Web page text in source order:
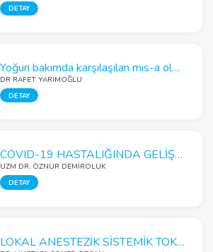
DETAY
Yoğun bakımda karşılaşılan mıs-a olgusu
DR RAFET YARIMOĞLU
DETAY
COVID-19 HASTALIĞINDA GELİŞTİRİLEN PROGNOSTİK SKORLAMA MODELLERİNDEN CALL, CANPT VE COVID-GRAM SKORLARI
UZM DR. ÖZNUR DEMIROLUK
DETAY
LOKAL ANESTEZİK SİSTEMİK TOKSİSİTESİNDE ÜÇ BÖLMELİ PARENTERAL BESLENME SOLÜSYONU KULLANIMI